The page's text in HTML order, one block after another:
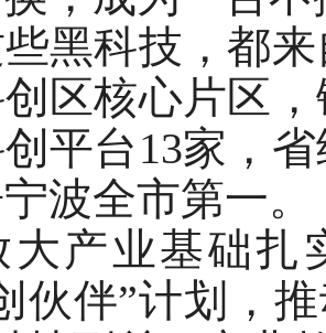
科技，都来
区核心片区
平台13家，
波全市第一。
业基础扎实
伙伴”计划，